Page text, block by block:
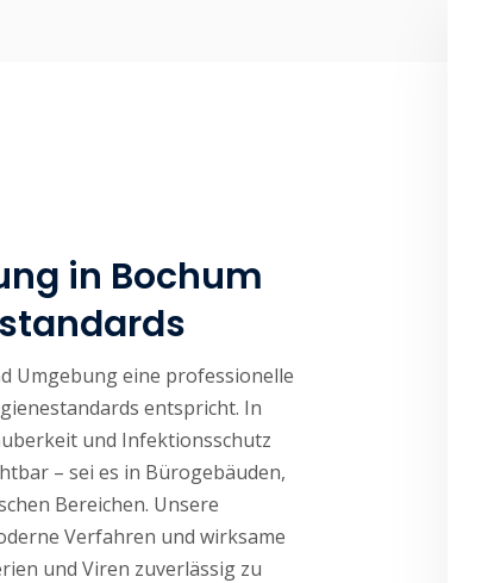
in Bochum
Umgebung eine professionelle
entspricht. In
und Infektionsschutz
– sei es in Bürogebäuden,
Bereichen. Unsere
Verfahren und wirksame
und Viren zuverlässig zu